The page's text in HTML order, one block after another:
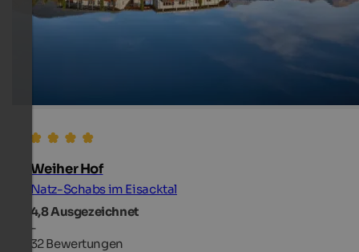
Weiher Hof
Natz-Schabs im Eisacktal
4,8Ausgezeichnet
-
32 Bewertungen